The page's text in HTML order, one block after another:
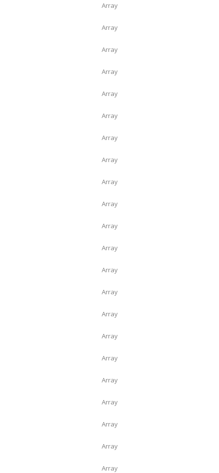
Array
Array
Array
Array
Array
Array
Array
Array
Array
Array
Array
Array
Array
Array
Array
Array
Array
Array
Array
Array
Array
Array